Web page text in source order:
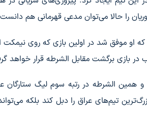
را حالا می‌توان مدعی قهرمانی هم
که او موفق شد در اولین بازی که روی
بازی برگشت مقابل الشرطه قرار خواهد
همین الشرطه در رتبه سوم لیگ ستارگان
تیم‌های عراق را دبل کند بلکه